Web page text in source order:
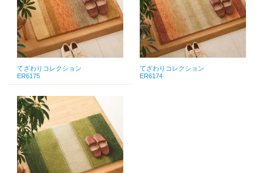
てざわりコレクション
ER6175
てざわりコレクション
ER6174